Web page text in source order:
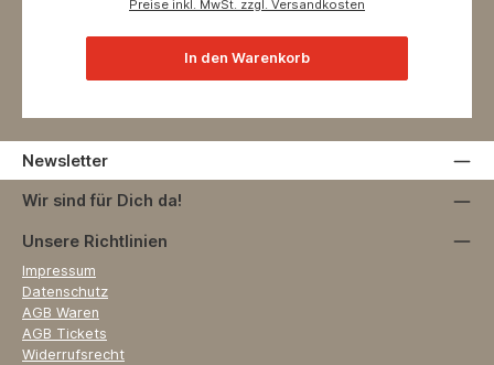
Preise inkl. MwSt. zzgl. Versandkosten
In den Warenkorb
Newsletter
Wir sind für Dich da!
Unsere Richtlinien
Impressum
Datenschutz
AGB Waren
AGB Tickets
Widerrufsrecht